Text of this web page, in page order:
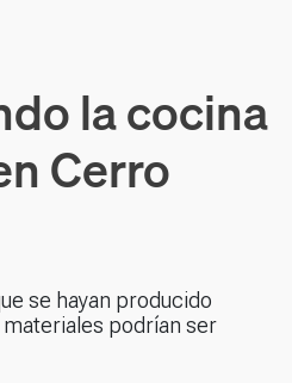
la cocina
Cerro
se hayan producido
podrían ser